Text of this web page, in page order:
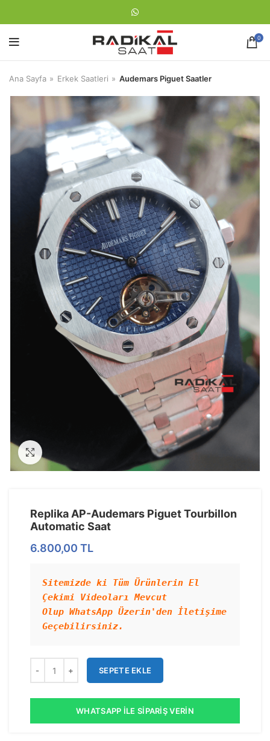
0
Ana Sayfa Erkek Saatleri Audemars Piguet Saatler
Replika AP-Audemars Piguet Tourbillon
Automatic Saat
6.800,00 TL
Sitemizde ki Tüm Ürünlerin El
Çekimi Videoları Mevcut
Olup WhatsApp Üzerin'den İletişime
Geçebilirsiniz.
SEPETE EKLE
WHATSAPP İLE SIPARIŞ VERIN